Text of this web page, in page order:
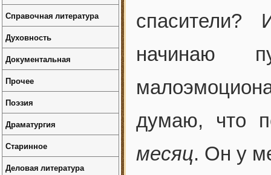
начинаю
думаю, что
месяц. Он у
Справочная литература
Духовность
Документальная
Прочее
Поэзия
Драматургия
Старинное
Деловая литература